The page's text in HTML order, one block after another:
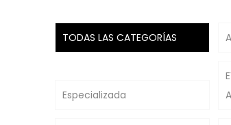
TODAS LAS CATEGORÍAS
Especializada